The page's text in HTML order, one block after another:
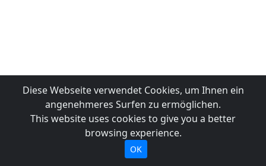
Diese Webseite verwendet Cookies, um Ihnen ein
angenehmeres Surfen zu ermöglichen.
This website uses cookies to give you a better
browsing experience.
OK